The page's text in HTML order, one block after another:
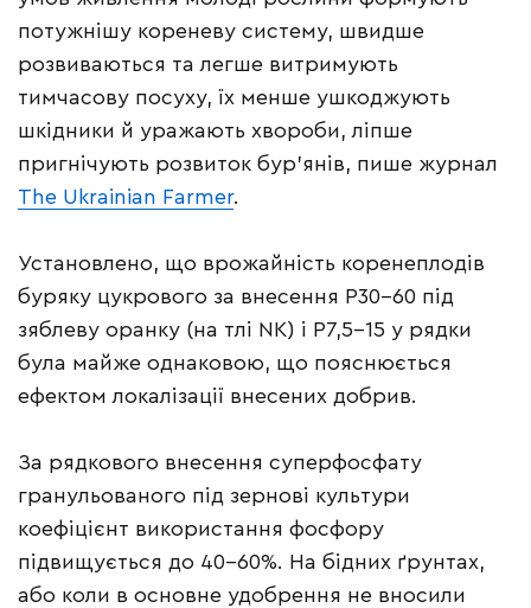
потужнішу кореневу систему, швидше
розвиваються та легше витримують
тимчасову посуху, їх менше ушкоджують
шкідники й уражають хвороби, ліпше
пригнічують розвиток бур’янів, пише журнал
The Ukrainian Farmer.
Установлено, що врожайність коренеплодів
буряку цукрового за внесення Р30–60 під
зяблеву оранку (на тлі NК) і Р7,5–15 у рядки
була майже однаковою, що пояснюється
ефектом локалізації внесених добрив.
За рядкового внесення суперфосфату
гранульованого під зернові культури
коефіцієнт використання фосфору
підвищується до 40-60%. На бідних ґрунтах,
або коли в основне удобрення не вносили